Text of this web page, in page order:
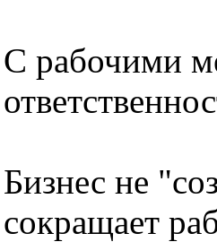
С рабочими
Бизнес не
сокращает